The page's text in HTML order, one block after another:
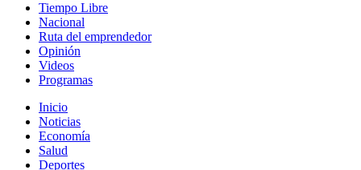
Tiempo Libre
Nacional
Ruta del emprendedor
Opinión
Videos
Programas
Inicio
Noticias
Economía
Salud
Deportes